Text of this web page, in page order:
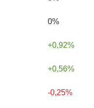
0%
0,92%
0,56%
-0,25%